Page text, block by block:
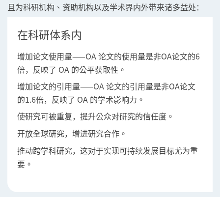
且为科研机构、资助机构以及学术界内外带来诸多益处：
在科研体系内
增加论文使用量——OA 论文的使用量是非OA论文的6
倍，反映了 OA 的公平获取性。
增加论文的引用量——OA 论文的引用量是非OA论文
的1.6倍，反映了 OA 的学术影响力。
使研究可被重复，提升公众对研究的信任度。
开放全球研究， 增进研究合作 。
推动跨学科研究，这对于实现可持续发展目标尤为重
要。